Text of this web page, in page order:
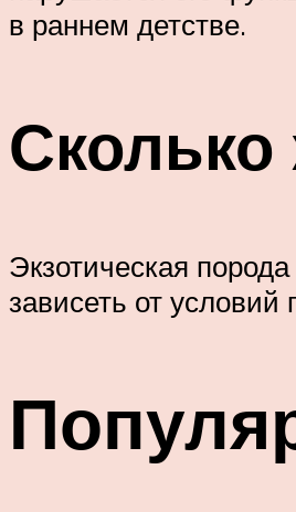
в раннем детстве.
Сколько
Экзотическая
зависеть от условий